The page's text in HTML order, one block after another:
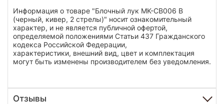
Информация о товаре "Блочный лук MK-CB006 B
(черный, кивер, 2 стрелы)" носит ознакомительный
характер, и не является публичной офертой,
определяемой положениями Статьи 437 Гражданского
кодекса Российской Федерации,
характеристики, внешний вид, цвет и комплектация
могут быть изменены производителем без уведомления.
Отзывы